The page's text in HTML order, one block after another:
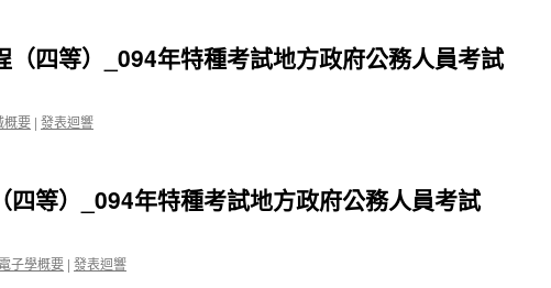
（四等）_094年特種考試地方政府公務人員考試
概要 | 發表迴響
四等）_094年特種考試地方政府公務人員考試
電子學概要 | 發表迴響